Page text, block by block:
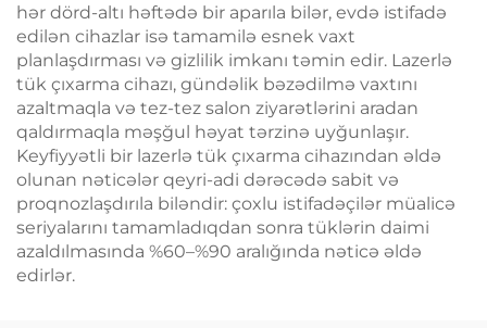
hər dörd-altı həftədə bir aparıla bilər, evdə istifadə
edilən cihazlar isə tamamilə esnek vaxt
planlaşdırması və gizlilik imkanı təmin edir. Lazerlə
tük çıxarma cihazı, gündəlik bəzədilmə vaxtını
azaltmaqla və tez-tez salon ziyarətlərini aradan
qaldırmaqla məşğul həyat tərzinə uyğunlaşır.
Keyfiyyətli bir lazerlə tük çıxarma cihazından əldə
olunan nəticələr qeyri-adi dərəcədə sabit və
proqnozlaşdırıla biləndir: çoxlu istifadəçilər müalicə
seriyalarını tamamladıqdan sonra tüklərin daimi
azaldılmasında %60–%90 aralığında nəticə əldə
edirlər.